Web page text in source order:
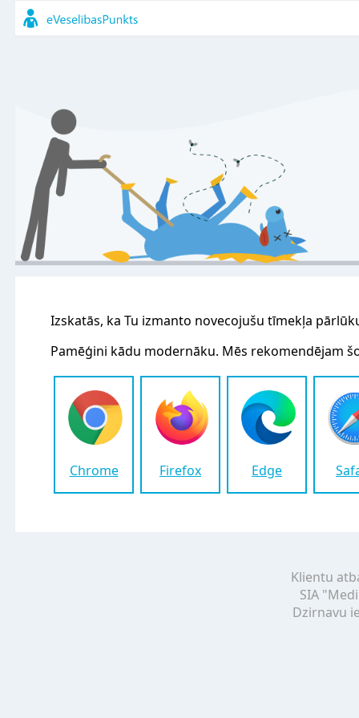
Izskatās, ka Tu izmanto novecojušu tīmekļa
Pamēģini kādu modernāku. Mēs rekomendējam
Chrome Firefox Edge
Klientu
SIA
Dzirnavu